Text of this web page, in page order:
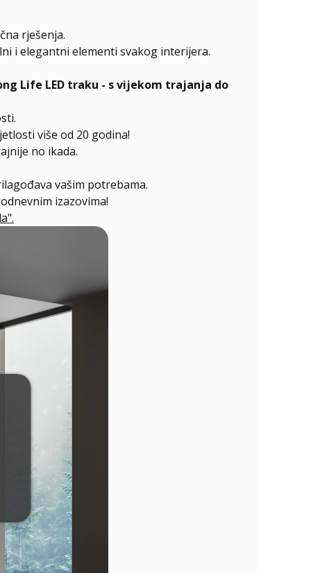
rješenja.
i elegantni elementi svakog interijera.
Life LED traku - s vijekom trajanja do
više od 20 godina!
no ikada.
vašim potrebama.
izazovima!